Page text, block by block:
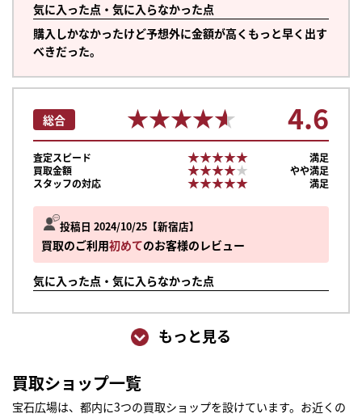
気に入った点・気に入らなかった点
購入しかなかったけど予想外に金額が高くもっと早く出す
べきだった。
投稿日 2024/10/25 新宿店
買取のご利用初めてのお客様のレビュー
気に入った点・気に入らなかった点
総合 ★★★★★
★★★★★ 4.6
査定スピード ★★★★★
★★★★★
満足
買取金額
★★★★★
★★★★★
やや満足
スタッフの対応
★★★★★
★★★★★ 満足
もっと見る
買取ショップ一覧
宝石広場は、都内に3つの買取ショップを設けています。お近くの